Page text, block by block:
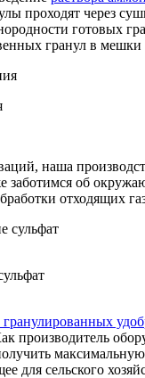
проходят через
готовых
гранул в
наша
заботимся об
отходящих
производитель
для сельского